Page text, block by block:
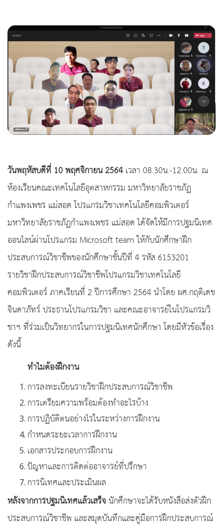
วันพฤหัสบดีที่ 10 พฤศจิกายน 2564เวลา 08.30น.-12.00น. ณ
ห้องเรียนคณะเทคโนโลยีอุตสาหกรรม มหาวิทยาลัยราชภัฏ
กำแพงเพชร แม่สอด โปรแกรมวิชาเทคโนโลยีคอมพิวเตอร์
มหาวิทยาลัยราชภัฏกำแพงเพชร แม่สอด ได้จัดให้มีการปฐมนิเทศ
ออนไลน์ผ่านโปรแกรม Microsoft team ให้กับนักศึกษาฝึก
ประสบการณ์วิชาชีพของนักศึกษาชั้นปีที่ 4 รหัส 6153201
รายวิชาฝึกประสบการณ์วิชาชีพโปรแกรมวิชาเทคโนโลยี
คอมพิวเตอร์ ภาคเรียนที่ 2 ปีการศึกษา 2564 นำโดย ผศ.กฤติเดช
จินดาภัทร์ ประธานโปรแกรมวิชา และคณะอาจารย์ในโปรแกรมวิ
ชาฯ ที่ร่วมเป็นวิทยากรในการปฐมนิเทศนักศึกษา โดยมีหัวข้อเรื่อง
ดังนี้
ทำไมต้องฝึกงาน
การลงทะเบียนรายวิชาฝึกประสบการณ์วิชาชีพ
การเตรียมความพร้อมต้องทำอะไรบ้าง
การปฏิบัติตนอย่างไรในระหว่างการฝึกงาน
กำหนดระยะเวลาการฝึกงาน
เอกสารประกอบการฝึกงาน
ปัญหาและการติดต่ออาจารย์ที่ปรึกษา
การนิเทศและประเมินผล
หลังจากการปฐมนิเทศแล้วเสร็จนักศึกษาจะได้รับหนังสือส่งตัวฝึก
ประสบการณ์วิชาชีพ และสมุดบันทึกและคู่มือการฝึกประสบการณ์